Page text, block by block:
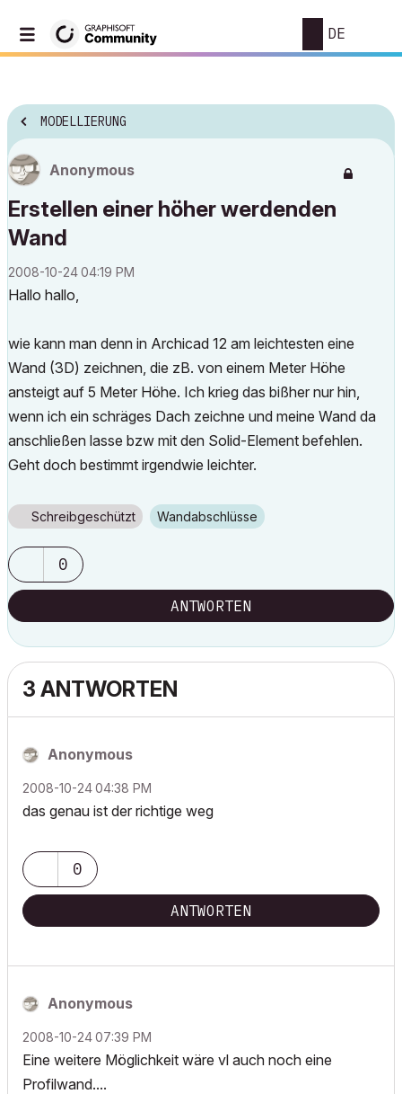
DE
MODELLIERUNG
Anonymous
Erstellen einer höher werdenden
Wand
‎2008-10-2404:19 PM
Hallo hallo,
wie kann man denn in Archicad 12 am leichtesten eine
Wand (3D) zeichnen, die zB. von einem Meter Höhe
ansteigt auf 5 Meter Höhe. Ich krieg das bißher nur hin,
wenn ich ein schräges Dach zeichne und meine Wand da
anschließen lasse bzw mit den Solid-Element befehlen.
Geht doch bestimmt irgendwie leichter.
Schreibgeschützt Wandabschlüsse
0
ANTWORTEN
3 ANTWORTEN
Anonymous
‎2008-10-2404:38 PM
das genau ist der richtige weg
0
ANTWORTEN
Anonymous
‎2008-10-2407:39 PM
Eine weitere Möglichkeit wäre vl auch noch eine
Profilwand....